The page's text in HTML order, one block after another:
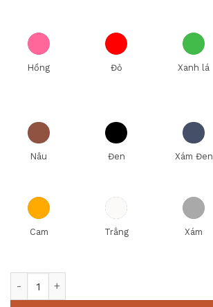
Hồng Đỏ Xanh lá
Nâu Đen Xám Đen
Cam Trắng Xám